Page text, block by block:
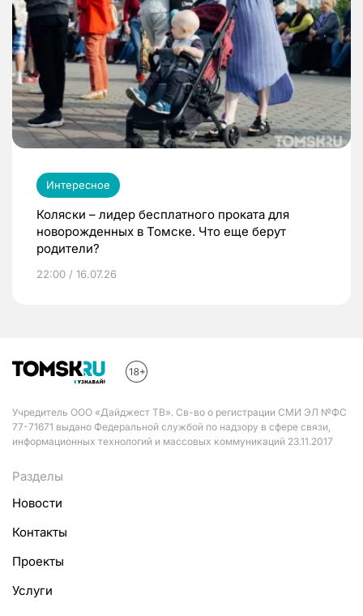
Интересное
Коляски – лидер бесплатного проката для
новорожденных в Томске. Что еще берут
родители?
22:00 / 16.07.26
Учредитель ООО «Дайджест ТВ». Св-во о регистрации СМИ ЭЛ №ФС
77-71671 выдано Федеральной службой по надзору в сфере связи,
информационных технологий и массовых коммуникаций 23.11.2017
Разделы
Новости
Контакты
Проекты
Услуги